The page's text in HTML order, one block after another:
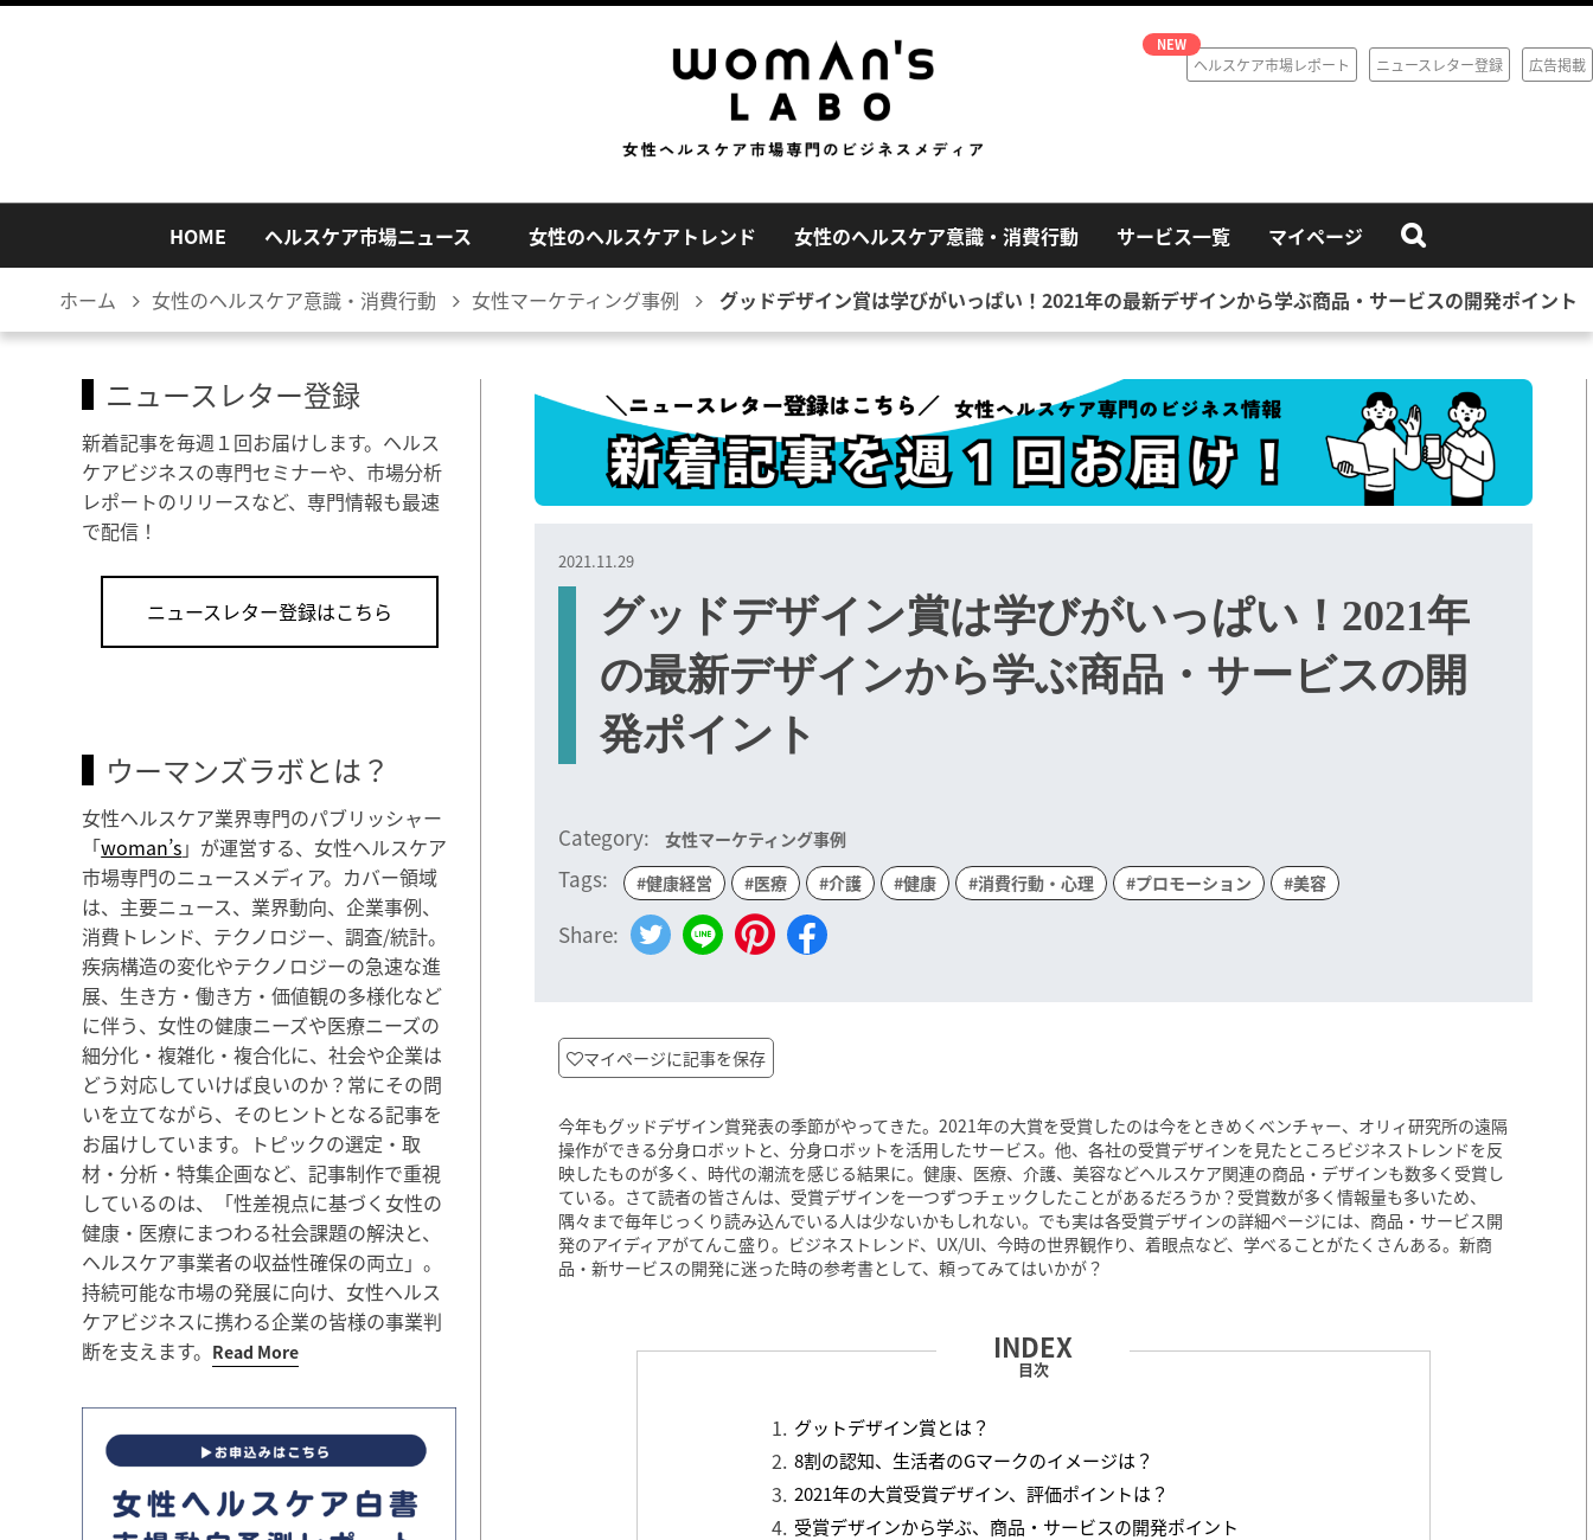
ヘルスケア市場レポート ニュースレター登録 広告掲載
HOME ヘルスケア市場ニュース 女性のヘルスケアトレンド 女性のヘルスケア意識・消費行動 サービス一覧 マイページ
ホーム 女性のヘルスケア意識・消費行動 女性マーケティング事例 グッドデザイン賞は学びがいっぱい！2021年の最新デザインから学ぶ商品・サービスの開発ポイント
2021.11.29
グッドデザイン賞は学びがいっぱい！2021年
の最新デザインから学ぶ商品・サービスの開
発ポイント
Category: 女性マーケティング事例
Tags: #健康経営 #医療 #介護 #健康 #消費行動・心理 #プロモーション #美容
Share:
マイページに記事を保存
今年もグッドデザイン賞発表の季節がやってきた。2021年の大賞を受賞したのは今をときめくベンチャー、オリィ研究所の遠隔
操作ができる分身ロボットと、分身ロボットを活用したサービス。他、各社の受賞デザインを見たところビジネストレンドを反
映したものが多く、時代の潮流を感じる結果に。健康、医療、介護、美容などヘルスケア関連の商品・デザインも数多く受賞し
ている。さて読者の皆さんは、受賞デザインを一つずつチェックしたことがあるだろうか？受賞数が多く情報量も多いため、
隅々まで毎年じっくり読み込んでいる人は少ないかもしれない。でも実は各受賞デザインの詳細ページには、商品・サービス開
発のアイディアがてんこ盛り。ビジネストレンド、UX/UI、今時の世界観作り、着眼点など、学べることがたくさんある。新商
品・新サービスの開発に迷った時の参考書として、頼ってみてはいかが？
目次
グットデザイン賞とは？
8割の認知、生活者のGマークのイメージは？
2021年の大賞受賞デザイン、評価ポイントは？
受賞デザインから学ぶ、商品・サービスの開発ポイント
ニュースレター登録
新着記事を毎週１回お届けします。ヘルス
ケアビジネスの専門セミナーや、市場分析
レポートのリリースなど、専門情報も最速
で配信！
ニュースレター登録はこちら
ウーマンズラボとは？
女性ヘルスケア業界専門のパブリッシャー
「woman’s」が運営する、女性ヘルスケア
市場専門のニュースメディア。カバー領域
は、主要ニュース、業界動向、企業事例、
消費トレンド、テクノロジー、調査/統計。
疾病構造の変化やテクノロジーの急速な進
展、生き方・働き方・価値観の多様化など
に伴う、女性の健康ニーズや医療ニーズの
細分化・複雑化・複合化に、社会や企業は
どう対応していけば良いのか？常にその問
いを立てながら、そのヒントとなる記事を
お届けしています。トピックの選定・取
材・分析・特集企画など、記事制作で重視
しているのは、「性差視点に基づく女性の
健康・医療にまつわる社会課題の解決と、
ヘルスケア事業者の収益性確保の両立」。
持続可能な市場の発展に向け、女性ヘルス
ケアビジネスに携わる企業の皆様の事業判
断を支えます。 Read More